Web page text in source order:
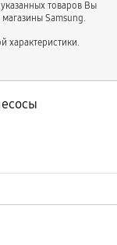
товаров Вы
Samsung.
характеристики.